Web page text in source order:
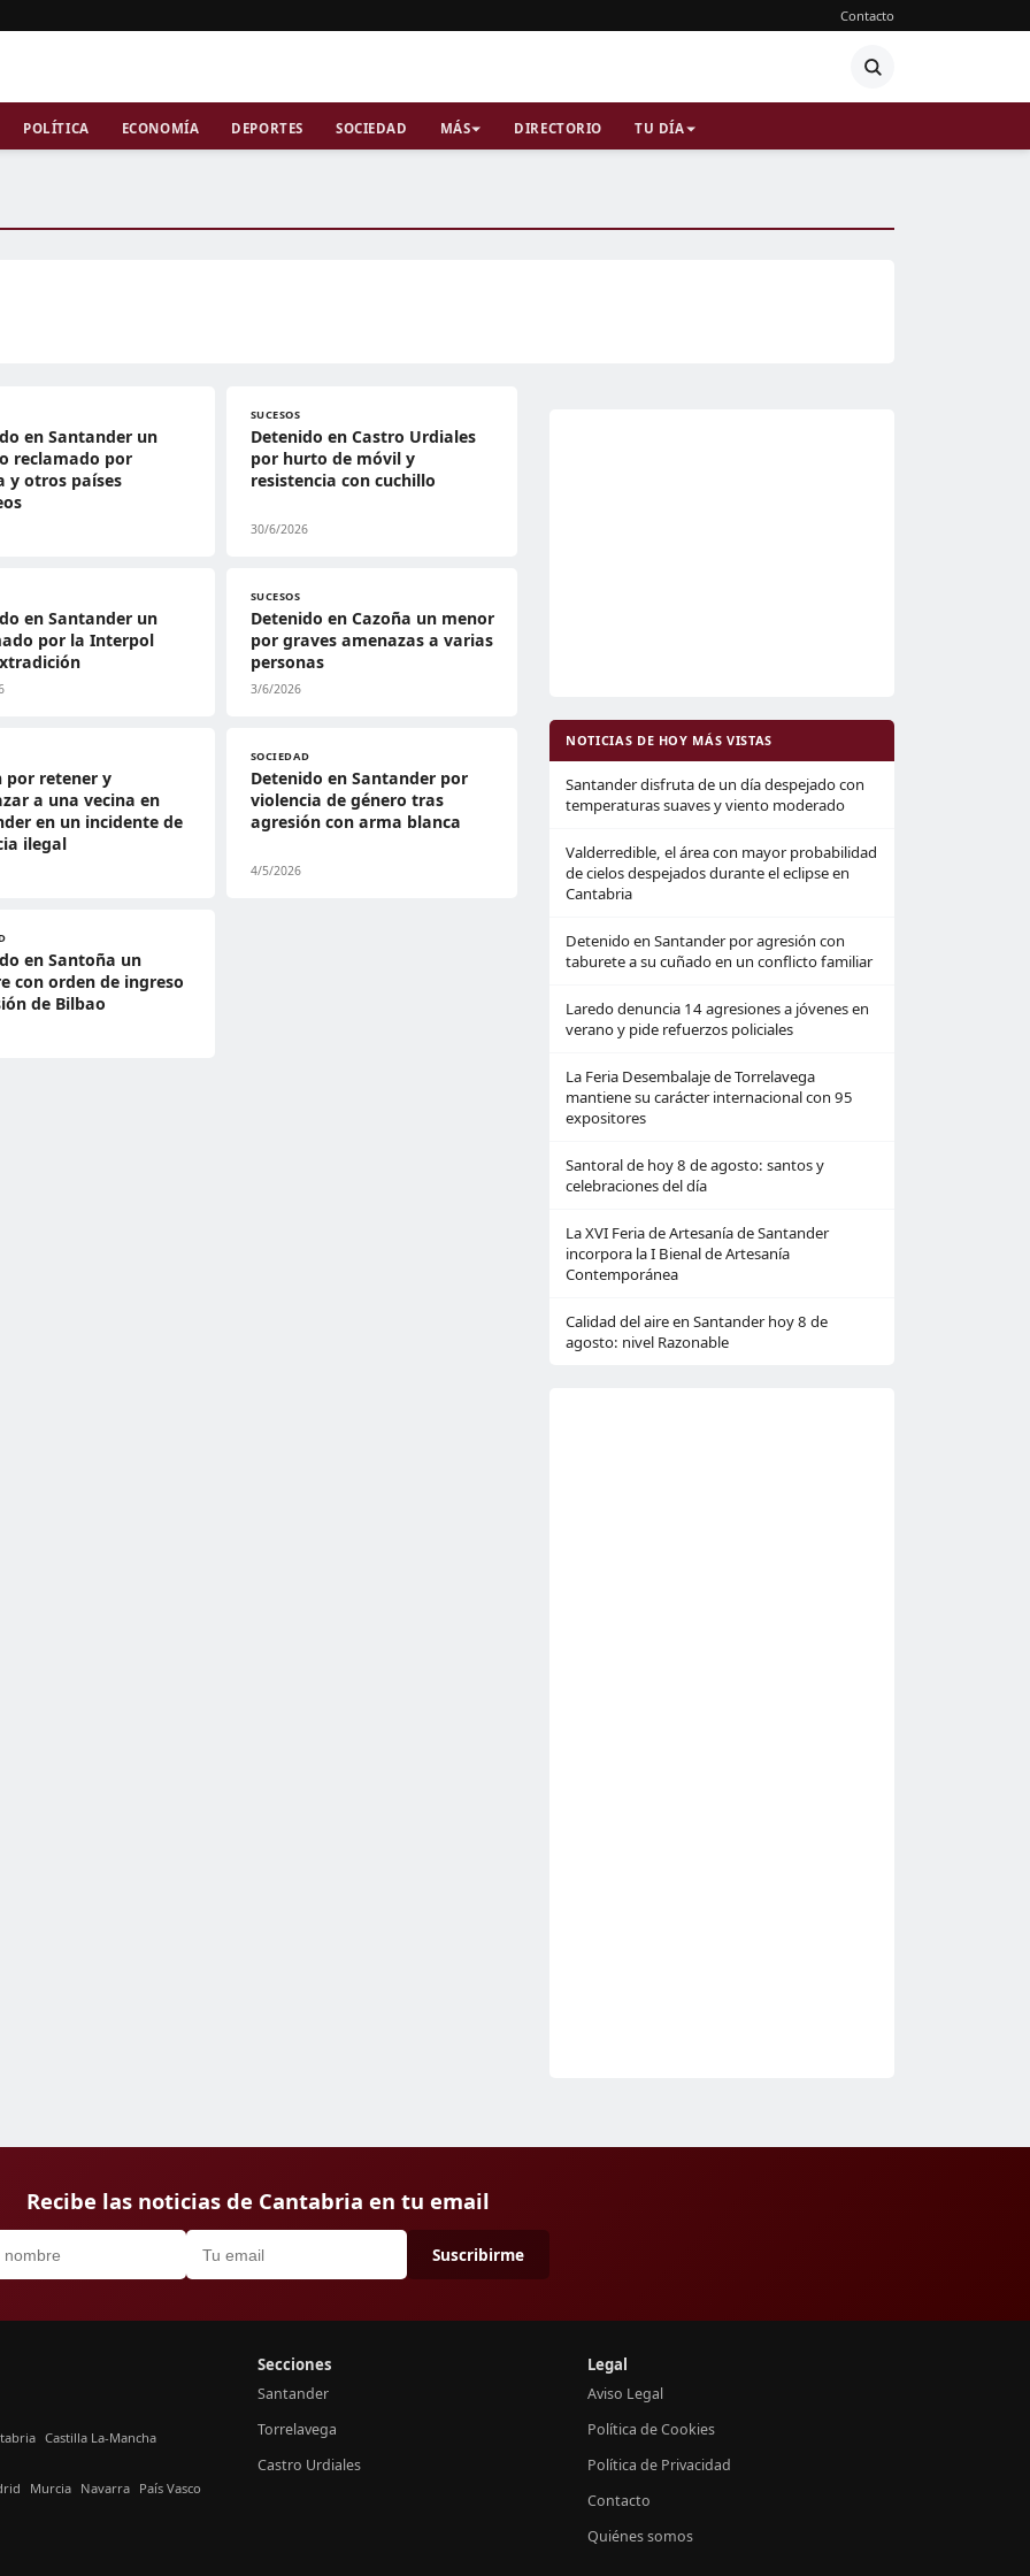
Contacto
POLÍTICA ECONOMÍA DEPORTES SOCIEDAD MÁS DIRECTORIO TU DÍA
en Santander un
reclamado por
y otros países
SUCESOS
Detenido en Castro Urdiales
por hurto de móvil y
resistencia con cuchillo
30/6/2026
en Santander un
por la Interpol
SUCESOS
Detenido en Cazoña un menor
por graves amenazas a varias
personas
3/6/2026
por retener y
a una vecina en
en un incidente de
ilegal
SOCIEDAD
Detenido en Santander por
violencia de género tras
agresión con arma blanca
4/5/2026
en Santoña un
con orden de ingreso
de Bilbao
NOTICIAS DE HOY MÁS VISTAS
Santander disfruta de un día despejado con
temperaturas suaves y viento moderado
Valderredible, el área con mayor probabilidad
de cielos despejados durante el eclipse en
Cantabria
Detenido en Santander por agresión con
taburete a su cuñado en un conflicto familiar
Laredo denuncia 14 agresiones a jóvenes en
verano y pide refuerzos policiales
La Feria Desembalaje de Torrelavega
mantiene su carácter internacional con 95
expositores
Santoral de hoy 8 de agosto: santos y
celebraciones del día
La XVI Feria de Artesanía de Santander
incorpora la I Bienal de Artesanía
Contemporánea
Calidad del aire en Santander hoy 8 de
agosto: nivel Razonable
Recibe las noticias de Cantabria en tu email
Suscribirme
Castilla La-Mancha
Murcia Navarra País Vasco
Secciones
Santander
Torrelavega
Castro Urdiales
Legal
Aviso Legal
Política de Cookies
Política de Privacidad
Contacto
Quiénes somos